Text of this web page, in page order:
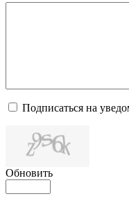
Подписаться на
Обновить